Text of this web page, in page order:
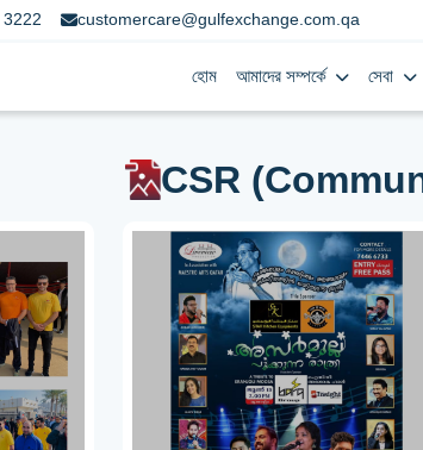
customercare@gulfexchange.com.qa
হোম আমাদের সম্পর্কে সেবা
CSR